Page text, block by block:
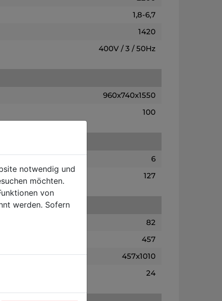
1,8-6,7
1420
400V / 3 / 50Hz
960x740x1550
100
6
127
82
457
457x1010
24
notwendig und
möchten.
von
werden. Sofern